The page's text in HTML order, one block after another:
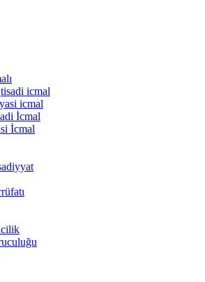
icmal
icmal
İcmal
İcmal